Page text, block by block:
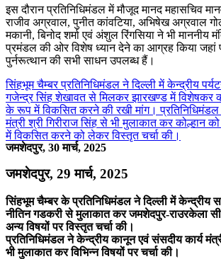
इस दौरान प्रतिनिधिमंडल में मौजूद मानद महासचिव
राजीव अग्रवाल, पुनीत कांवटिया, अभिषेख अग्रवाल
मकानी, बिनोद शर्मा एवं अंशुल रिंगसिया ने भी माननीय
प्रमंडल की ओर विशेष ध्यान देने का आग्रह किया जहां
पुर्नरूत्थान की सभी साधन उपलब्ध हैं।
सिंहभूम चैम्बर प्रतिनिधिमंडल ने दिल्ली में केन्द्रीय
गजेन्द्र सिंह शेखावत से मिलकर झारखण्ड में विशेषकर
के रूप में विकसित करने की रखी मांग।
मंत्री श्री गिरीराज सिंह से भी मुलाकात कर कोल्हान
में विकसित करने को लेकर विस्तृत चर्चा की।
जमशेदपुर, 30 मार्च, 2025
जमशेदपुर, 29 मार्च, 2025
सिंहभूम चैम्बर के प्रतिनिधिमंडल ने दिल्ली में केन्द्रीय
नीतिन गडकरी से मुलाकात कर जमशेदपुर-राउरकेला
अन्य विषयों पर विस्तृत चर्चा की।
प्रतिनिधिमंडल ने केन्द्रीय कानून एवं संसदीय कार्य
भी मुलाकात कर विभिन्न विषयों पर चर्चा की।